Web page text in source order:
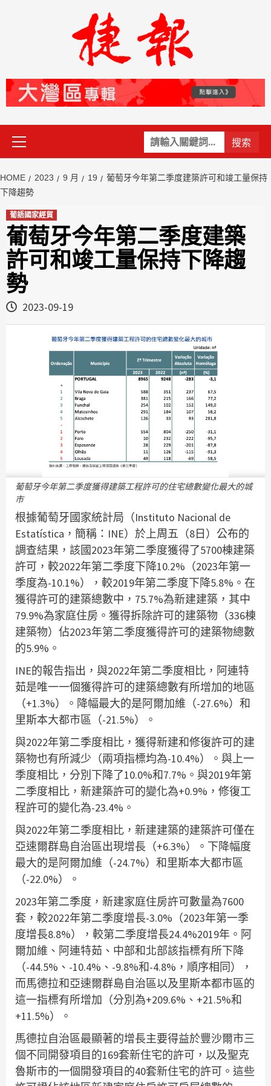
關
鍵
Primary
Menu
HOME 2023 9 月 19
葡萄牙今年第二季度建築許可和竣工量保持
下降趨勢
葡語國家經貿
葡萄牙今年第二季度建築
許可和竣工量保持下降趨
勢
2023-09-19
葡萄牙今年第二季度獲得建築工程許可的住宅總數變化最大的城
市
根據葡萄牙國家統計局（Instituto Nacional de
Estatística，簡稱：INE）於上周五（8日）公布的
調查結果，該國2023年第二季度獲得了5700棟建築
許可，較2022年第二季度下降10.2%（2023年第一
季度為-10.1%），較2019年第二季度下降5.8%。在
獲得許可的建築總數中，75.7%為新建建築，其中
79.9%為家庭住房。獲得拆除許可的建築物（336棟
建築物）佔2023年第二季度獲得許可的建築物總數
的5.9%。
INE的報告指出，與2022年第二季度相比，阿連特
茹是唯一一個獲得許可的建築總數有所增加的地區
（+1.3%）。降幅最大的是阿爾加維（-27.6%）和
里斯本大都市區（-21.5%）。
與2022年第二季度相比，獲得新建和修復許可的建
築物也有所減少（兩項指標均為-10.4%）。與上一
季度相比，分別下降了10.0%和7.7%。與2019年第
二季度相比，新建築許可的變化為+0.9%，修復工
程許可的變化為-23.4%。
與2022年第二季度相比，新建建築的建築許可僅在
亞速爾群島自治區出現增長（+6.3%）。下降幅度
最大的是阿爾加維（-24.7%）和里斯本大都市區
（-22.0%）。
2023年第二季度，新建家庭住房許可數量為7600
套，較2022年第二季度增長-3.0%（2023年第一季
度增長8.8%），較第二季度增長24.4%2019年。阿
爾加維、阿連特茹、中部和北部該指標有所下降
（-44.5%、-10.4%、-9.8%和-4.8%，順序相同），
而馬德拉和亞速爾群島自治區以及里斯本都市區的
這一指標有所增加（分別為+209.6%、+21.5%和
+11.5%）。
馬德拉自治區最顯著的增長主要得益於豐沙爾市三
個不同開發項目的169套新住宅的許可，以及聖克
魯斯市的一個開發項目的40套新住宅的許可。這些